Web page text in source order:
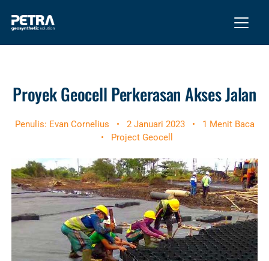
Proyek Geocell Perkerasan Akses Jalan
Penulis: Evan Cornelius • 2 Januari 2023 •
1 Menit Baca
•
Project Geocell